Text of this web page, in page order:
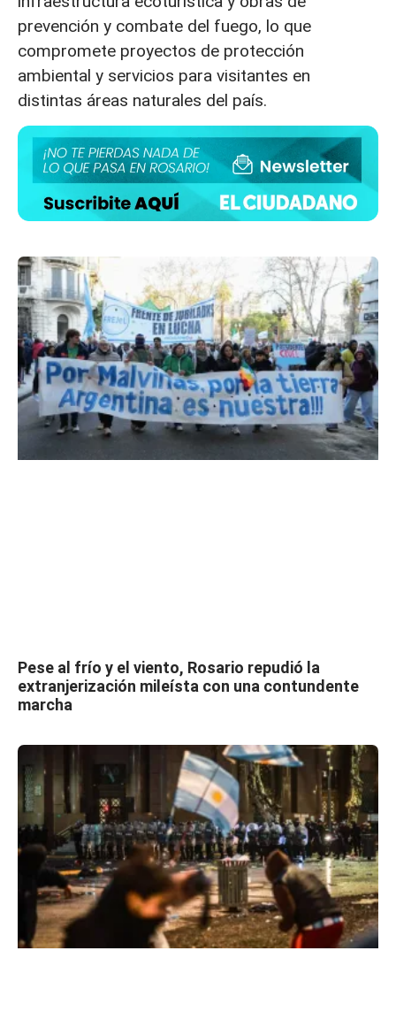
prevención y combate del fuego, lo que
compromete proyectos de protección
ambiental y servicios para visitantes en
distintas áreas naturales del país.
Pese al frío y el viento, Rosario repudió la
extranjerización mileísta con una contundente
marcha